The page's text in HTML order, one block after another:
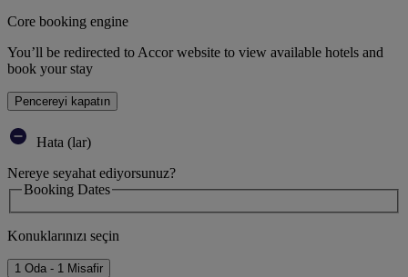
Core booking engine
You’ll be redirected to Accor website to view available hotels and
book your stay
Pencereyi kapatın
Hata (lar)
Nereye seyahat ediyorsunuz?
Booking Dates
Konuklarınızı seçin
1 Oda - 1 Misafir